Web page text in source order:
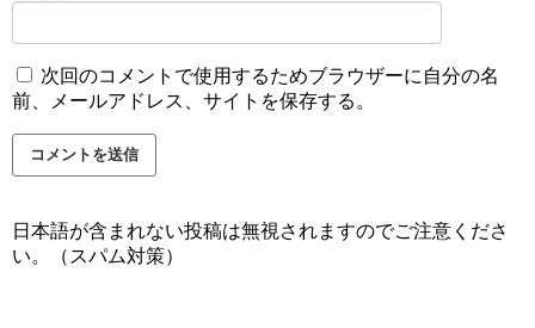
次回のコメントで使用するためブラウザーに自分の名
前、メールアドレス、サイトを保存する。
日本語が含まれない投稿は無視されますのでご注意くださ
い。（スパム対策）